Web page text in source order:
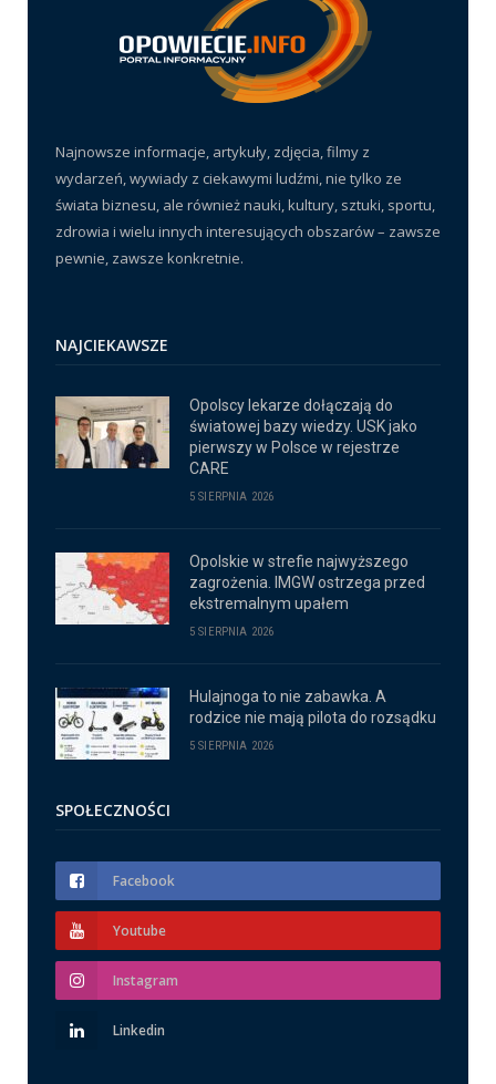
Najnowsze informacje, artykuły, zdjęcia, filmy z
wydarzeń, wywiady z ciekawymi ludźmi, nie tylko ze
świata biznesu, ale również nauki, kultury, sztuki, sportu,
zdrowia i wielu innych interesujących obszarów – zawsze
pewnie, zawsze konkretnie.
NAJCIEKAWSZE
Opolscy lekarze dołączają do
światowej bazy wiedzy. USK jako
pierwszy w Polsce w rejestrze
CARE
5 SIERPNIA 2026
Opolskie w strefie najwyższego
zagrożenia. IMGW ostrzega przed
ekstremalnym upałem
5 SIERPNIA 2026
Hulajnoga to nie zabawka. A
rodzice nie mają pilota do rozsądku
5 SIERPNIA 2026
SPOŁECZNOŚCI
Facebook
Youtube
Instagram
Linkedin